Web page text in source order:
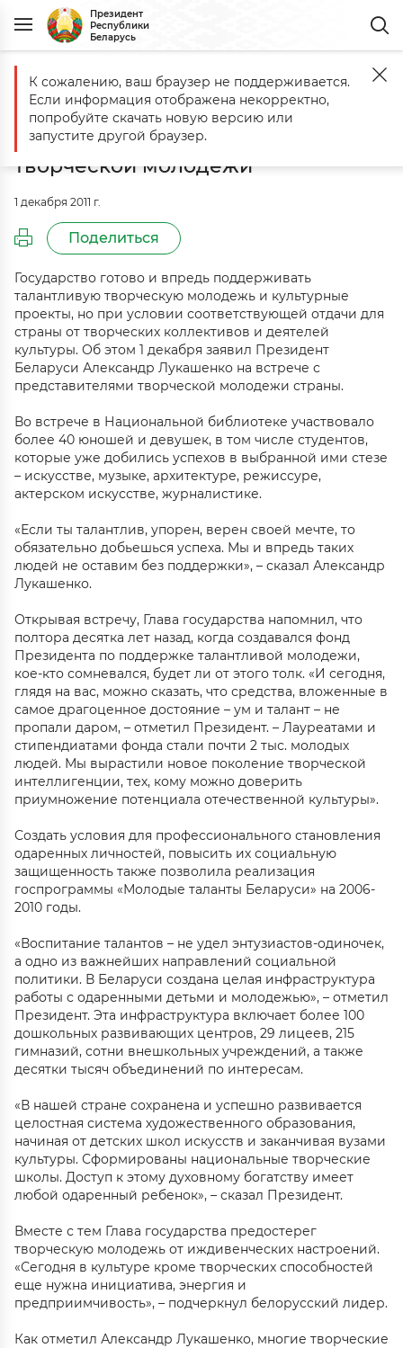
Президент
Республики
Беларусь
Главная События 1 декабря Александр Лукашенко встретился
1 декабря Александр Лукашенко
встретился с представителями
творческой молодежи
1 декабря 2011 г.
Поделиться
Государство готово и впредь поддерживать
талантливую творческую молодежь и культурные
проекты, но при условии соответствующей отдачи для
страны от творческих коллективов и деятелей
культуры. Об этом 1 декабря заявил Президент
Беларуси Александр Лукашенко на встрече с
представителями творческой молодежи страны.
Во встрече в Национальной библиотеке участвовало
более 40 юношей и девушек, в том числе студентов,
которые уже добились успехов в выбранной ими стезе
– искусстве, музыке, архитектуре, режиссуре,
актерском искусстве, журналистике.
«Если ты талантлив, упорен, верен своей мечте, то
обязательно добьешься успеха. Мы и впредь таких
людей не оставим без поддержки», – сказал Александр
Лукашенко.
Открывая встречу, Глава государства напомнил, что
полтора десятка лет назад, когда создавался фонд
Президента по поддержке талантливой молодежи,
кое-кто сомневался, будет ли от этого толк. «И сегодня,
глядя на вас, можно сказать, что средства, вложенные в
самое драгоценное достояние – ум и талант – не
пропали даром, – отметил Президент. – Лауреатами и
стипендиатами фонда стали почти 2 тыс. молодых
людей. Мы вырастили новое поколение творческой
интеллигенции, тех, кому можно доверить
приумножение потенциала отечественной культуры».
Создать условия для профессионального становления
одаренных личностей, повысить их социальную
защищенность также позволила реализация
госпрограммы «Молодые таланты Беларуси» на 2006-
2010 годы.
«Воспитание талантов – не удел энтузиастов-одиночек,
а одно из важнейших направлений социальной
политики. В Беларуси создана целая инфраструктура
работы с одаренными детьми и молодежью», – отметил
Президент. Эта инфраструктура включает более 100
дошкольных развивающих центров, 29 лицеев, 215
гимназий, сотни внешкольных учреждений, а также
десятки тысяч объединений по интересам.
«В нашей стране сохранена и успешно развивается
целостная система художественного образования,
начиная от детских школ искусств и заканчивая вузами
культуры. Сформированы национальные творческие
школы. Доступ к этому духовному богатству имеет
любой одаренный ребенок», – сказал Президент.
Вместе с тем Глава государства предостерег
творческую молодежь от иждивенческих настроений.
«Сегодня в культуре кроме творческих способностей
еще нужна инициатива, энергия и
предприимчивость», – подчеркнул белорусский лидер.
Как отметил Александр Лукашенко, многие творческие
К сожалению, ваш браузер не поддерживается.
Если информация отображена некорректно,
попробуйте скачать новую версию или
запустите другой браузер.